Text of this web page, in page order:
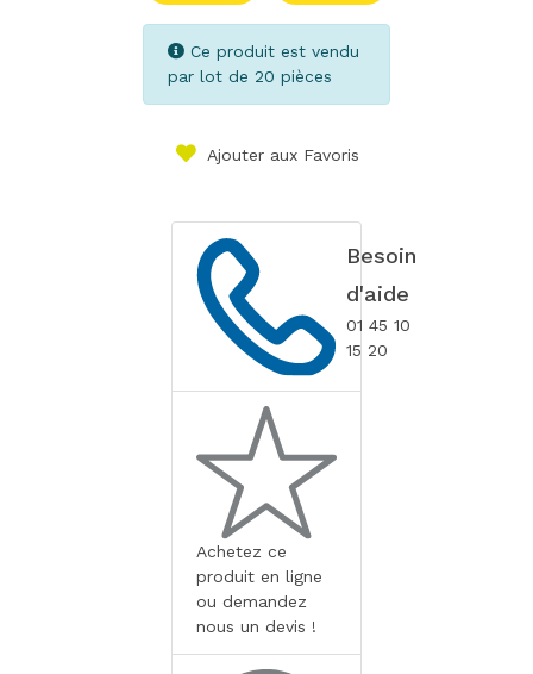
Ce produit est vendu
par lot de 20 pièces
Ajouter aux Favoris
Besoin
d'aide
01 45 10
15 20
Achetez ce
produit en ligne
ou demandez
nous un devis !